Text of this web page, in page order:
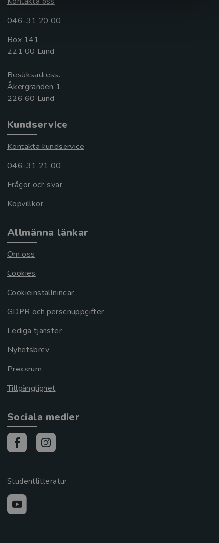
046-31 20 00
Box 141
221 00 Lund
Besöksadress:
Åkergränden 1
Kundservice
Kontakta kundservice
046-31 21 00
Frågor och svar
Köpvillkor
Allmänna länkar
Om oss
Cookies
Cookieinställningar
GDPR och personuppgifter
Lediga tjänster
Nyhetsbrev
Pressrum
Tillgänglighet
Sociala medier
Studentlitteratur